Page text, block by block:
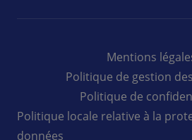
Mentions
Politique de gestion
Politique de
Politique locale relative à la
données